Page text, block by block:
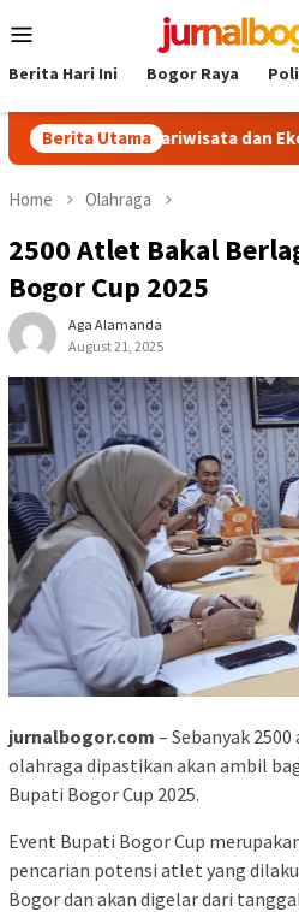
to
Menu
Berita Hari Ini Bogor Raya
Berita Utama
Pariwisata dan Ekonomi
Home Olahraga
2500 Atlet Bakal
Bogor Cup 2025
Aga Alamanda
August 21, 2025
jurnalbogor.com – Sebanyak
olahraga dipastikan akan ambil
Bupati Bogor Cup 2025.
Event Bupati Bogor Cup
pencarian potensi atlet yang
Bogor dan akan digelar dari